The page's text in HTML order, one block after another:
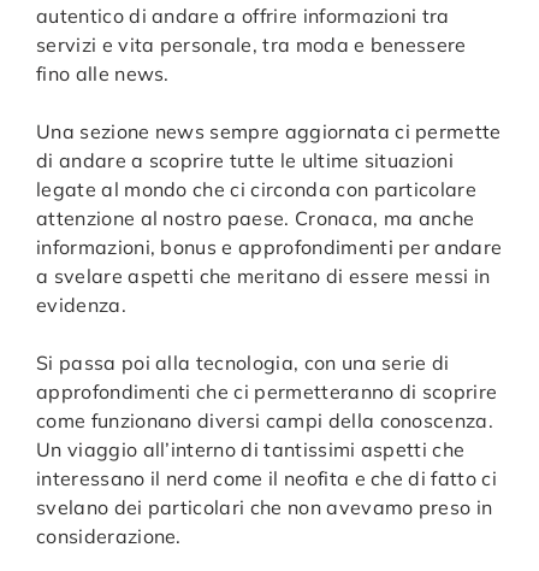
autentico di andare a offrire informazioni tra
servizi e vita personale, tra moda e benessere
fino alle news.
Una sezione news sempre aggiornata ci permette
di andare a scoprire tutte le ultime situazioni
legate al mondo che ci circonda con particolare
attenzione al nostro paese. Cronaca, ma anche
informazioni, bonus e approfondimenti per andare
a svelare aspetti che meritano di essere messi in
evidenza.
Si passa poi alla tecnologia, con una serie di
approfondimenti che ci permetteranno di scoprire
come funzionano diversi campi della conoscenza.
Un viaggio all’interno di tantissimi aspetti che
interessano il nerd come il neofita e che di fatto ci
svelano dei particolari che non avevamo preso in
considerazione.